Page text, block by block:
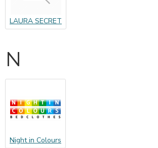
LAURA SECRET
N
Night in Colours